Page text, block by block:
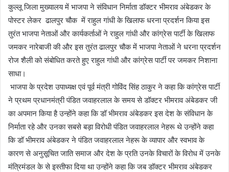
कुल्लू जिला मुख्यालय में भाजपा ने संविधान निर्माता डॉक्टर भीमराव अंबेडकर के
पोस्टर लेकर ढालपुर चौक में राहुल गांधी के खिलाफ धरना प्रदर्शन किया इस
तुरंत भाजपा नेताओं और कार्यकर्ताओं ने राहुल गांधी और कांग्रेस पार्टी के खिलाफ
जमकर नारेबाजी की और इस तुरंत ढालपुर चौक में भाजपा नेताओं ने धरना प्रदर्शन
रोज शैली को संबोधित करते हुए राहुल गांधी और कांग्रेस पार्टी पर जमकर निशाना
साधा।
भाजपा के प्रदेश उपाध्यक्ष एवं पूर्व मंत्री गोविंद सिंह ठाकुर ने कहा कि कांग्रेस पार्टी
ने प्रथम प्रधानमंत्री पंडित जवाहरलाल के समय से डॉक्टर भीमराव अंबेडकर जी
का अपमान किया है उन्होंने कहा कि डॉ भीमराव अंबेडकर इस देश के संविधान के
निर्माता रहे और उनका सबसे बड़ा विरोधी पंडित जवाहरलाल नेहरू थे उन्होंने कहा
कि डॉ भीमराव अंबेडकर ने पंडित जवाहरलाल नेहरू के व्यापार और स्वभाव के
कारण से अनुसूचित जाति समाज और देश के प्रति उनके विचारों के विरोध में उनके
मंत्रिमंडल के से इस्तीफा दिया था उन्होंने कहा कि जब डॉक्टर भीमराव अंबेडकर